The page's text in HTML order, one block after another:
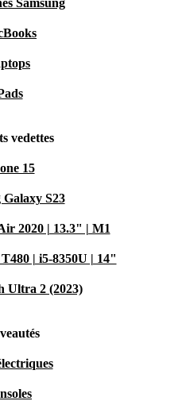
Samsung
vedettes
15
Galaxy S23
2020 | 13.3" | M1
| i5-8350U | 14"
Ultra 2 (2023)